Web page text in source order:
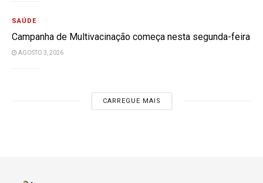
SAÚDE
Campanha de Multivacinação começa nesta segunda-feira
AGOSTO 3, 2026
CARREGUE MAIS